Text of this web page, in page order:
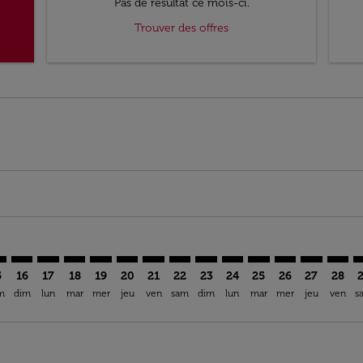
Pas de résultat ce mois-ci.
Trouver des offres
16
dim
17
lun
18
mar
TNG–CMN: cmp-view-offers-disclaimer.
19
mer
TNG–CMN: cmp-view-offers-disclaimer.
20
jeu
TNG–CMN: cmp-view-offers-
21
ven
TNG–CMN: cmp-view-offers-
22
sam
TNG–CMN: cmp-view-
23
dim
TNG–CMN: cmp-
24
lun
TNG–CMN: cmp-
25
mar
TNG–CMN:
26
mer
27
jeu
28
ven